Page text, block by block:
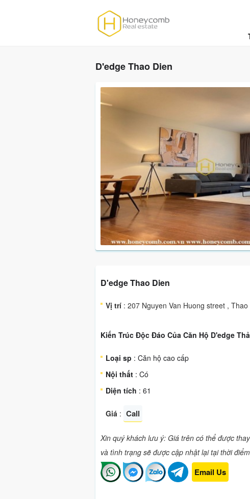
D'edge Thao Dien
D'edge Thao Dien
Vị trí : 207 Nguyen Van Huong street ,
Kiến Trúc Độc Đáo Của Căn Hộ D'edge
Loại sp : Căn hộ cao cấp
Nội thất : Có
Diện tích : 61
Giá : Call
Xin quý khách lưu ý: Giá trên có thể được
và tình trạng sẽ được cập nhật lại tại thời
Email Us